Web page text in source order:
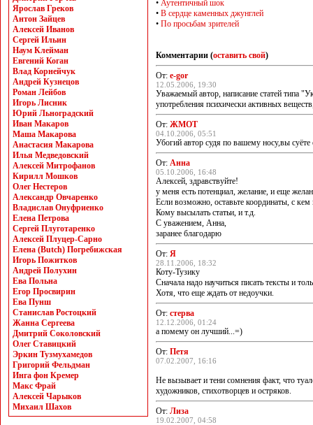
Ярослав Греков
Антон Зайцев
Алексей Иванов
Сергей Ильин
Наум Клейман
Евгений Коган
Влад Корнейчук
Андрей Кузнецов
Роман Лейбов
Игорь Лисник
Юрий Льноградский
Иван Макаров
Маша Макарова
Анастасия Макарова
Илья Медведовский
Алексей Митрофанов
Кирилл Мошков
Олег Нестеров
Александр Овчаренко
Владислав Онуфриенко
Елена Петрова
Сергей Плуготаренко
Алексей Плуцер-Сарно
Елена (Butch) Погребижская
Игорь Пожитков
Андрей Полухин
Ева Польна
Егор Просвирин
Ева Пунш
Станислав Ростоцкий
Жанна Сергеева
Дмитрий Соколовский
Олег Ставицкий
Эркин Тузмухамедов
Григорий Фельдман
Инга фон Кремер
Макс Фрай
Алексей Чарыков
Михаил Шахов
• Аутентичный шок
• В сердце каменных джунглей
• По просьбам зрителей
Комментарии (оставить свой)
От: e-gor
12.05.2006, 19:30
Уважаемый автор, написание статей типа
употребления психически активных
От: ЖМОТ
04.10.2006, 05:51
Убогий автор судя по вашему носу,вы
От: Анна
05.10.2006, 16:48
Алексей, здравствуйте!
у меня есть потенциал, желание, и еще
Если возможно, оставьте координаты, с
Кому высылать статьи, и т.д.
С уважением, Анна,
заранее благодарю
От: Я
28.11.2006, 18:32
Коту-Тузику
Сначала надо научиться писать тексты и
Хотя, что еще ждать от недоучки.
От: стерва
12.12.2006, 01:24
а помему он лучший...=)
От: Петя
07.02.2007, 16:16
Не вызывает и тени сомнения факт, что
художников, стихотворцев и остряков.
От: Лиза
19.02.2007, 04:58